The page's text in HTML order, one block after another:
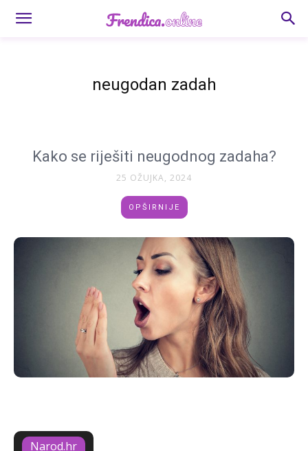
neugodan zadah
Kako se riješiti neugodnog zadaha?
25 OŽUJKA, 2024
OPŠIRNIJE
Narod.hr